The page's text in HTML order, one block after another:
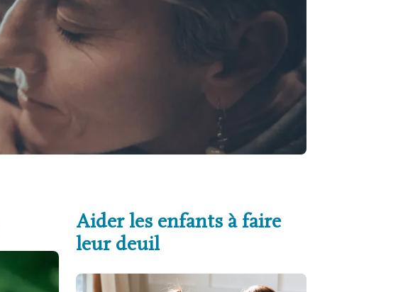
Aider les enfants à faire
leur deuil